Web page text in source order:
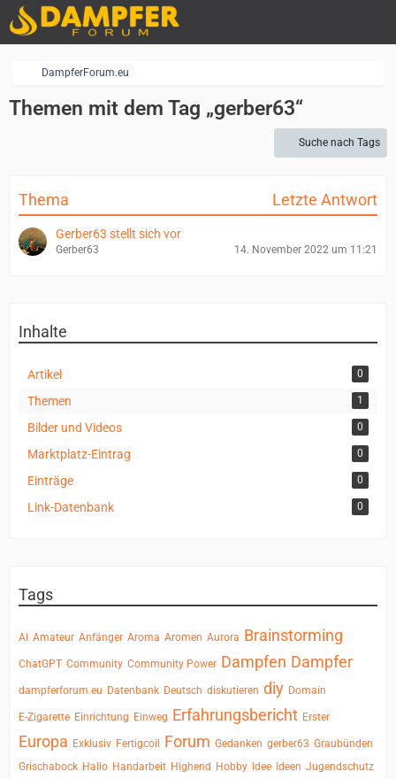
DampferForum.eu
Themen mit dem Tag „gerber63“
Suche nach Tags
Thema Letzte Antwort
Gerber63 stellt sich vor
Gerber63 14. November 2022 um 11:21
Inhalte
Artikel 0
Themen 1
Bilder und Videos 0
Marktplatz-Eintrag 0
Einträge 0
Link-Datenbank 0
Tags
AI Amateur Anfänger Aroma Aromen Aurora Brainstorming
ChatGPT Community Community Power Dampfen Dampfer
dampferforum.eu Datenbank Deutsch diskutieren diy Domain
E-Zigarette Einrichtung Einweg Erfahrungsbericht Erster
Europa Exklusiv Fertigcoil Forum Gedanken gerber63 Graubünden
Grischabock Hallo Handarbeit Highend Hobby Idee Ideen Jugendschutz